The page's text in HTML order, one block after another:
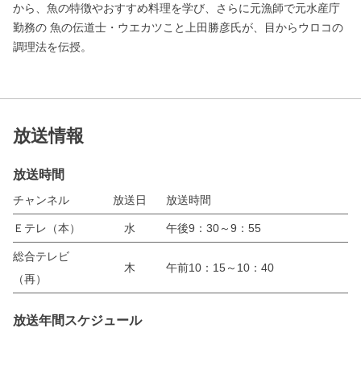
から、魚の特徴やおすすめ料理を学び、さらに元漁師で元水産庁
勤務の 魚の伝道士・ウエカツこと上田勝彦氏が、目からウロコの
調理法を伝授。
放送情報
放送時間
チャンネル 放送日 放送時間
Ｅテレ（本） 水 午後9：30～9：55
総合テレビ
（再）
木 午前10：15～10：40
放送年間スケジュール